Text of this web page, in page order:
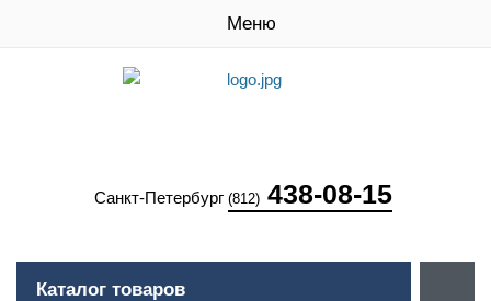
Меню
Санкт-Петербург (812) 438-08-15
Каталог товаров